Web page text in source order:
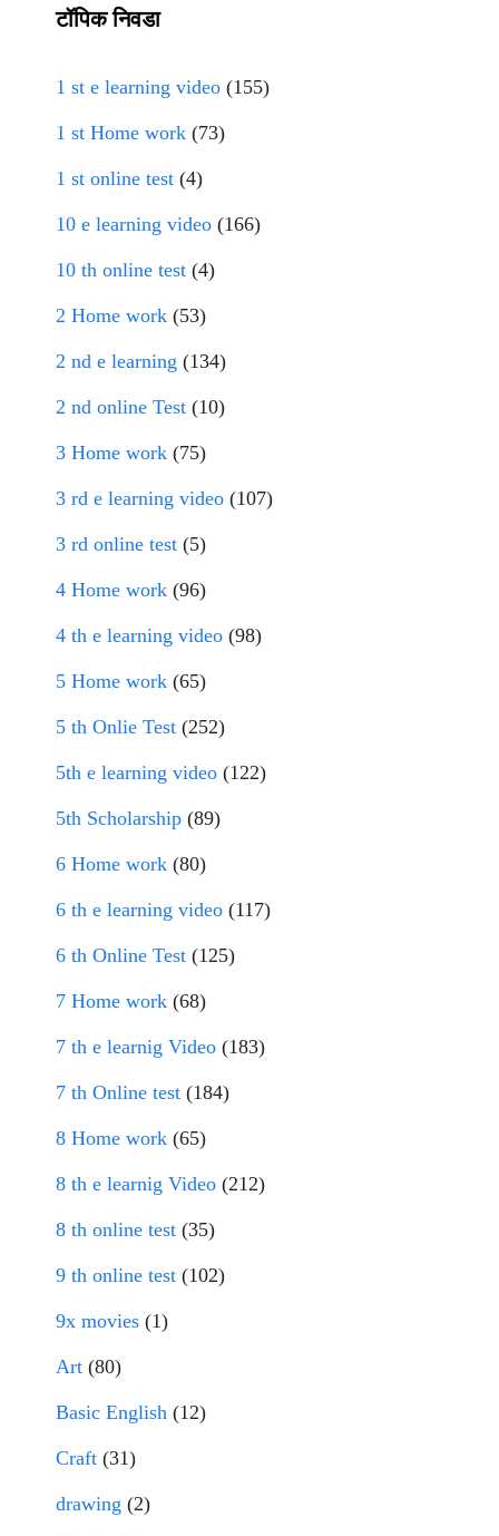
टॉपिक निवडा
1 st e learning video (155)
1 st Home work (73)
1 st online test (4)
10 e learning video (166)
10 th online test (4)
2 Home work (53)
2 nd e learning (134)
2 nd online Test (10)
3 Home work (75)
3 rd e learning video (107)
3 rd online test (5)
4 Home work (96)
4 th e learning video (98)
5 Home work (65)
5 th Onlie Test (252)
5th e learning video (122)
5th Scholarship (89)
6 Home work (80)
6 th e learning video (117)
6 th Online Test (125)
7 Home work (68)
7 th e learnig Video (183)
7 th Online test (184)
8 Home work (65)
8 th e learnig Video (212)
8 th online test (35)
9 th online test (102)
9x movies (1)
Art (80)
Basic English (12)
Craft (31)
drawing (2)